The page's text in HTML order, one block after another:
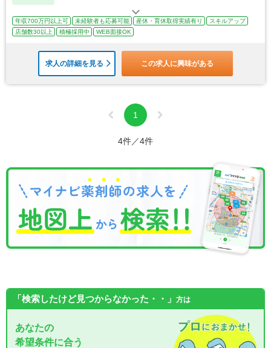
年収700万円以上可 未経験者も応募可能 産休・育休取得実績有り
スキルアップ
店舗数30以上
積極採用中 WEB面接OK
求人の詳細を見る この求人に興味がある
1
4件／4件
「検索したけど見つからなかった・・」 方は
あなたの
希望条件に合う